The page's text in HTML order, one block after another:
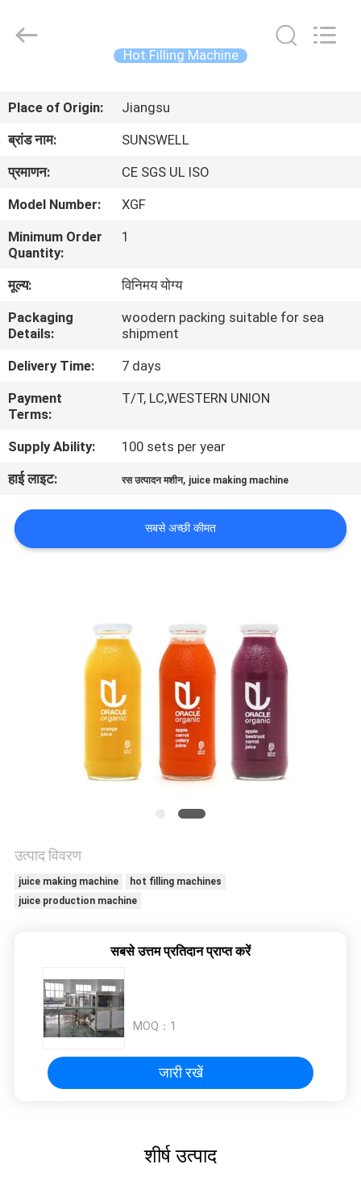
उत्पादों
हमारे
में
नियंत्रण
संपर्क
करें
PRIVACY
POLICY
Hot Filling Machine
Place of Origin:
Jiangsu
ब्रांड नाम:
SUNSWELL
प्रमाणन:
CE SGS UL ISO
Model Number:
XGF
Minimum Order
Quantity:
1
मूल्य:
विनिमय योग्य
Packaging
Details:
woodern packing suitable for sea
shipment
Delivery Time:
7 days
Payment
Terms:
T/T, LC,WESTERN UNION
Supply Ability:
100 sets per year
हाई लाइट:
रस उत्पादन मशीन, juice making machine
सबसे अच्छी कीमत
उत्पाद विवरण
juice making machine
hot filling machines
juice production machine
सबसे उत्तम प्रतिदान प्राप्त करें
MOQ： 1
जारी रखें
शीर्ष उत्पाद